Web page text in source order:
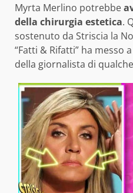
Myrta Merlino potrebbe
della chirurgia estetica.
sostenuto da Striscia la
“Fatti & Rifatti” ha messo
della giornalista di